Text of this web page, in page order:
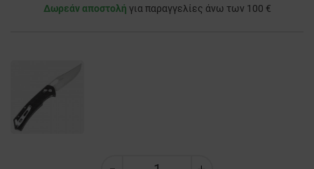
Δωρεάν αποστολή για παραγγελίες άνω των 100 €